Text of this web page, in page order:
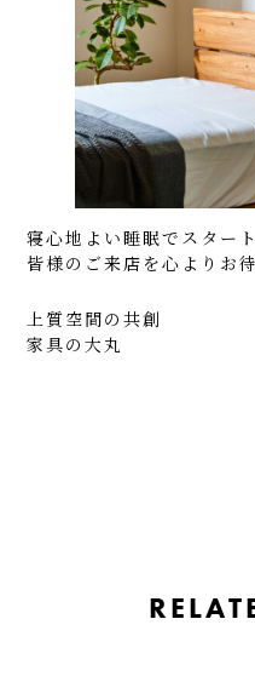
寝心地よい睡眠でスター
皆様のご来店を心よりお
上質空間の共創
家具の大丸